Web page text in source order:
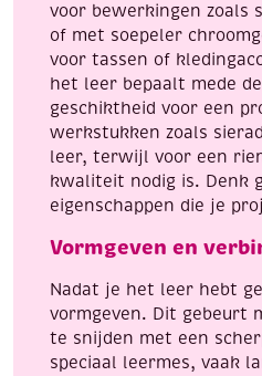
voor bewerkingen zoals
of met soepeler
voor tassen of
het leer bepaalt mede
geschiktheid voor een
werkstukken zoals
leer, terwijl voor een
kwaliteit nodig is. Denk
eigenschappen die je
Vormgeven en
Nadat je het leer hebt
vormgeven. Dit gebeurt
te snijden met een
speciaal leermes, vaak